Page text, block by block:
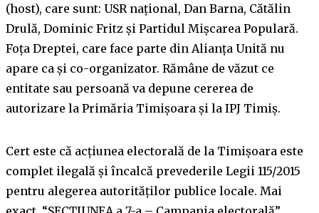
(host), care sunt: USR național, Dan Barna, Cătălin
Drulă, Dominic Fritz și Partidul Mișcarea Populară.
Foța Dreptei, care face parte din Alianța Unită nu
apare ca și co-organizator. Rămâne de văzut ce
entitate sau persoană va depune cererea de
autorizare la Primăria Timișoara și la IPJ Timiș.
Cert este că acțiunea electorală de la Timișoara este
complet ilegală și încalcă prevederile Legii 115/2015
pentru alegerea autorităților publice locale. Mai